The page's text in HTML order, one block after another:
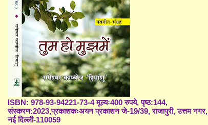
ISBN: 978-93-94221-73-4 मूल्यः400 रुपये, पृष्ठ:144,
संस्करण:2023,प्रकाशकःअयन प्रकाशन जे-19/39, राजापुरी, उत्तम नगर,
नई दिल्ली-110059